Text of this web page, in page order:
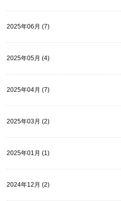
2025年06月 (7)
2025年05月 (4)
2025年04月 (7)
2025年03月 (2)
2025年01月 (1)
2024年12月 (2)